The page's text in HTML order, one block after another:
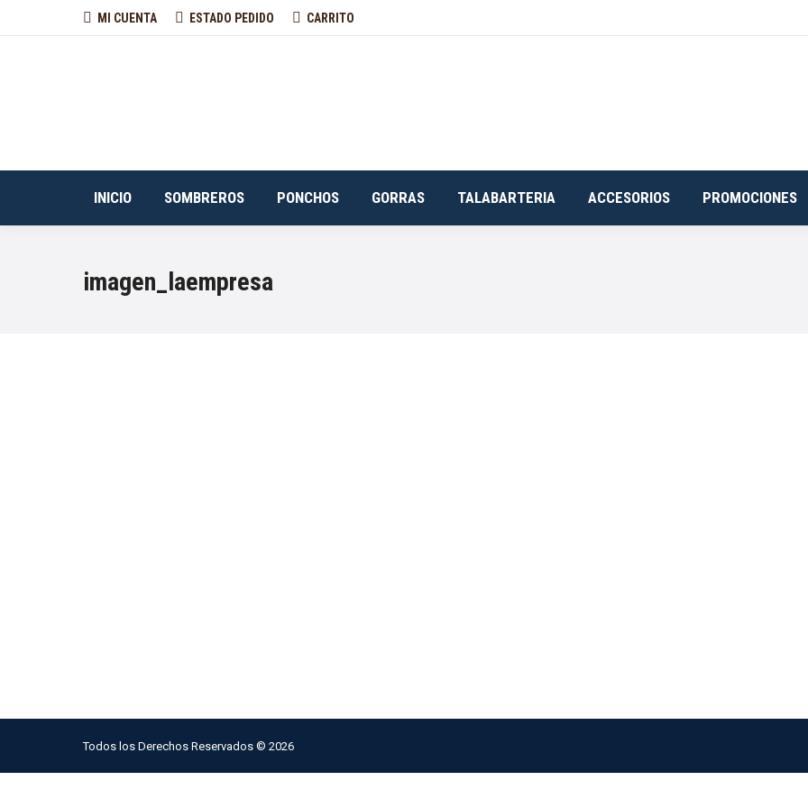
MI CUENTA ESTADO PEDIDO CARRITO
INICIO SOMBREROS PONCHOS GORRAS TALABARTERIA ACCESORIOS PROMOCIONES
imagen_laempresa
Todos los Derechos Reservados © 2026